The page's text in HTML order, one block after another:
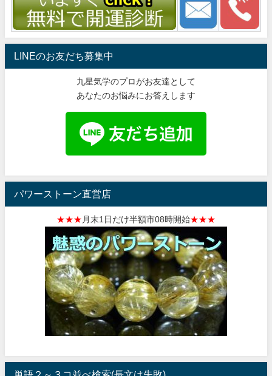
LINEのお友だち募集中
九星気学のプロがお友達として
あなたのお悩みにお答えします
パワーストーン直営店
★★★ 月末1日だけ半額市08時開始★★★
単語２～３コ並べ検索(長文は失敗)